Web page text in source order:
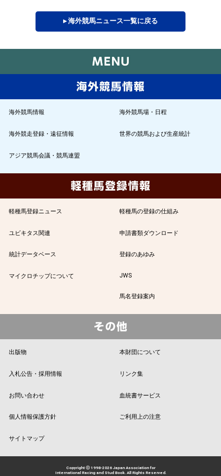
▸ 海外競馬ニュース一覧に戻る
海外競馬情報 海外競馬場・日程
海外競走登録・遠征情報 世界の競馬および生産統計
アジア競馬会議・競馬連盟
軽種馬登録ニュース 軽種馬の登録の仕組み
ユビキタス関連 申請書類ダウンロード
統計データベース 登録のあゆみ
マイクロチップについて JWS
馬名登録案内
出版物 本財団について
入札公告・採用情報 リンク集
お問い合わせ 血統書サービス
個人情報保護方針 ご利用上の注意
サイトマップ
Copyright ⓒ 1998-2026 Japan Association for
International Racing and Stud Book. All Rights Reserved.